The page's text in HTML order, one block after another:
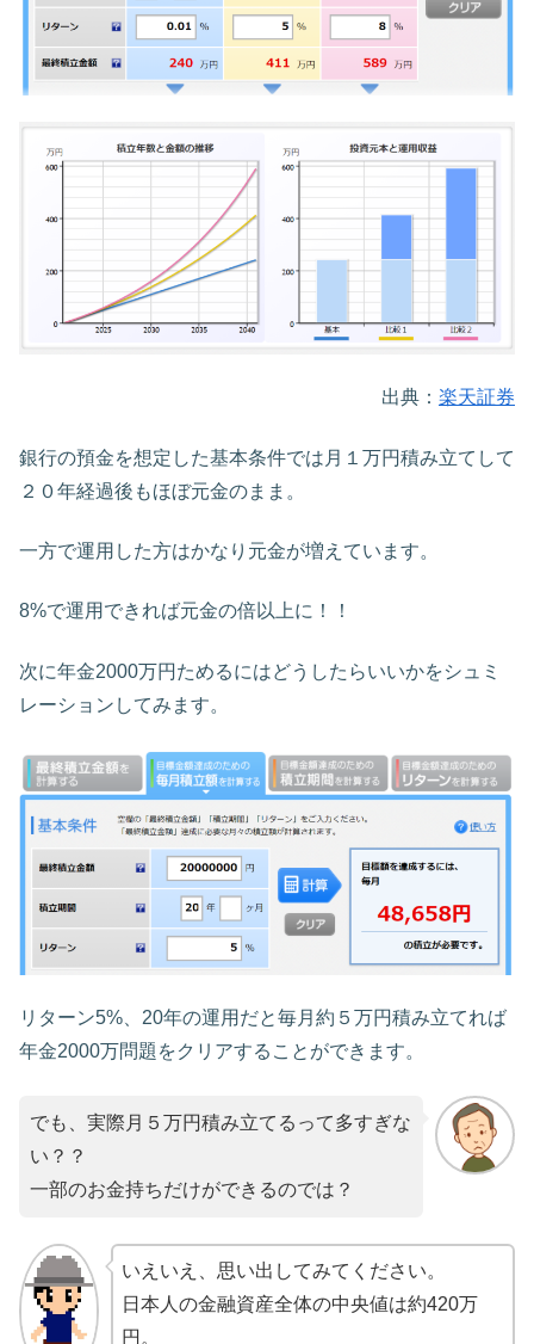
出典： 楽天証券
銀行の預金を想定した基本条件では月１万円積み立てして
２０年経過後もほぼ元金のまま。
一方で運用した方はかなり元金が増えています。
8%で運用できれば元金の倍以上に！！
次に年金2000万円ためるにはどうしたらいいかをシュミ
レーションしてみます。
リターン5%、20年の運用だと毎月約５万円積み立てれば
年金2000万問題をクリアすることができます。
でも、実際月５万円積み立てるって多すぎな
い？？
一部のお金持ちだけができるのでは？
いえいえ、思い出してみてください。
日本人の金融資産全体の中央値は約420万
円。